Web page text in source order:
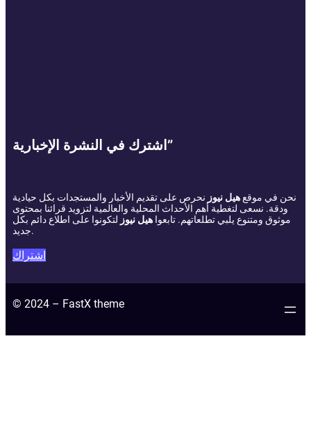
اشترك في النشرة الإخبارية”
نحن في موقعهيل نيوز نحرص على تقديم الأخبار والمستجدات بكل حيادية
ودقة. نسعى لتغطية أهم الأحداث المحلية والعالمية لتزويد قرائنا بمحتوى
موثوق ومتنوع يلبي تطلعاتهم. تابعوا هيل نيوز لتكونوا على اطلاع دائم بكل
جديد.
اشتراك
© 2024 – FastX theme